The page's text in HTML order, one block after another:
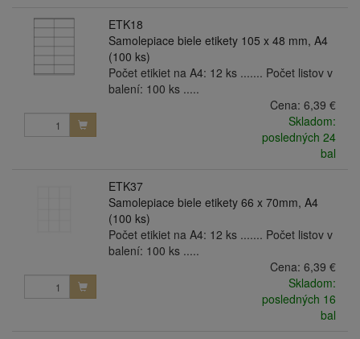
ETK18
Samolepiace biele etikety 105 x 48 mm, A4
(100 ks)
Počet etikiet na A4: 12 ks ....... Počet listov v
balení: 100 ks .....
Cena: 6,39 €
Skladom:
posledných 24
bal
ETK37
Samolepiace biele etikety 66 x 70mm, A4
(100 ks)
Počet etikiet na A4: 12 ks ....... Počet listov v
balení: 100 ks .....
Cena: 6,39 €
Skladom:
posledných 16
bal